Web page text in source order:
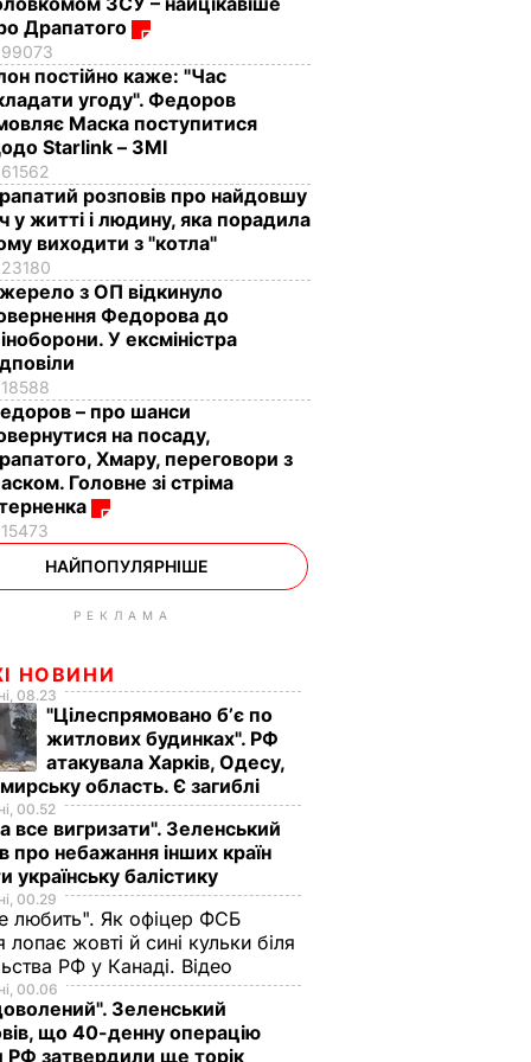
Драпатого
99073
постійно каже: "Час
угоду". Федоров
Маска поступитися
Starlink – ЗМІ
61562
розповів про найдовшу
у житті і людину, яка порадила
виходити з "котла"
23180
з ОП відкинуло
Федорова до
У ексміністра
18588
– про шанси
на посаду,
Хмару, переговори з
Головне зі стріма
15473
НАЙПОПУЛЯРНІШЕ
РЕКЛАМА
НОВИНИ
08.23
"Цілеспрямовано бʼє по
житлових будинках". РФ
атакувала Харків, Одесу,
область. Є загиблі
00.52
все вигризати". Зеленський
про небажання інших країн
українську балістику
00.29
любить". Як офіцер ФСБ
жовті й сині кульки біля
РФ у Канаді. Відео
00.06
Зеленський
що 40-денну операцію
РФ затвердили ще торік